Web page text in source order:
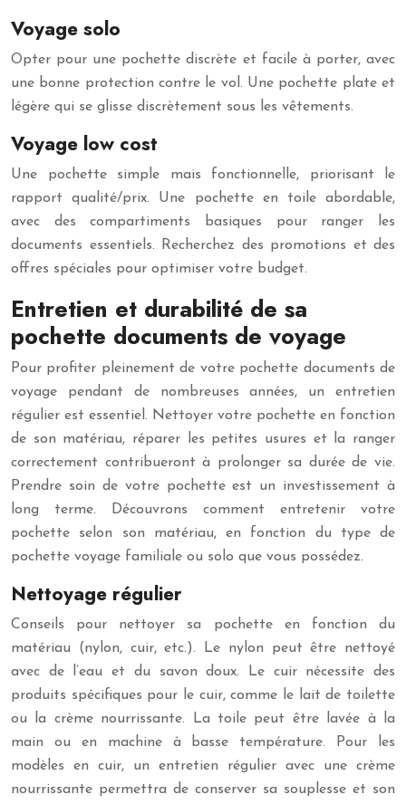
Voyage solo
Opter pour une pochette discrète et facile à porter, avec
une bonne protection contre le vol. Une pochette plate et
légère qui se glisse discrètement sous les vêtements.
Voyage low cost
Une pochette simple mais fonctionnelle, priorisant le
rapport qualité/prix. Une pochette en toile abordable,
avec des compartiments basiques pour ranger les
documents essentiels. Recherchez des promotions et des
offres spéciales pour optimiser votre budget.
Entretien et durabilité de sa
pochette documents de voyage
Pour profiter pleinement de votre pochette documents de
voyage pendant de nombreuses années, un entretien
régulier est essentiel. Nettoyer votre pochette en fonction
de son matériau, réparer les petites usures et la ranger
correctement contribueront à prolonger sa durée de vie.
Prendre soin de votre pochette est un investissement à
long terme. Découvrons comment entretenir votre
pochette selon son matériau, en fonction du type de
pochette voyage familiale ou solo que vous possédez.
Nettoyage régulier
Conseils pour nettoyer sa pochette en fonction du
matériau (nylon, cuir, etc.). Le nylon peut être nettoyé
avec de l’eau et du savon doux. Le cuir nécessite des
produits spécifiques pour le cuir, comme le lait de toilette
ou la crème nourrissante. La toile peut être lavée à la
main ou en machine à basse température. Pour les
modèles en cuir, un entretien régulier avec une crème
nourrissante permettra de conserver sa souplesse et son